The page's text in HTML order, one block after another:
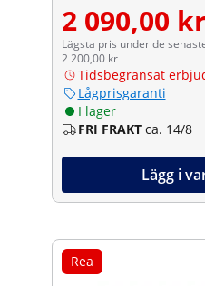
2 090,00
Lägsta pris under de
2 200,00 kr
Tidsbegränsat
Lågprisgaranti
I lager
FRI FRAKT ca. 14/8
Lägg i
Rea